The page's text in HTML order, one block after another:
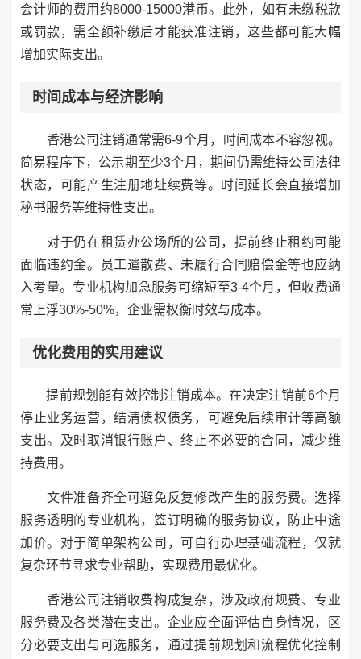
会计师的费用约8000-15000港币。此外，如有未缴税款
或罚款，需全额补缴后才能获准注销，这些都可能大幅
增加实际支出。
时间成本与经济影响
香港公司注销通常需6-9个月，时间成本不容忽视。
简易程序下，公示期至少3个月，期间仍需维持公司法律
状态，可能产生注册地址续费等。时间延长会直接增加
秘书服务等维持性支出。
对于仍在租赁办公场所的公司，提前终止租约可能
面临违约金。员工遣散费、未履行合同赔偿金等也应纳
入考量。专业机构加急服务可缩短至3-4个月，但收费通
常上浮30%-50%，企业需权衡时效与成本。
优化费用的实用建议
提前规划能有效控制注销成本。在决定注销前6个月
停止业务运营，结清债权债务，可避免后续审计等高额
支出。及时取消银行账户、终止不必要的合同，减少维
持费用。
文件准备齐全可避免反复修改产生的服务费。选择
服务透明的专业机构，签订明确的服务协议，防止中途
加价。对于简单架构公司，可自行办理基础流程，仅就
复杂环节寻求专业帮助，实现费用最优化。
香港公司注销收费构成复杂，涉及政府规费、专业
服务费及各类潜在支出。企业应全面评估自身情况，区
分必要支出与可选服务，通过提前规划和流程优化控制